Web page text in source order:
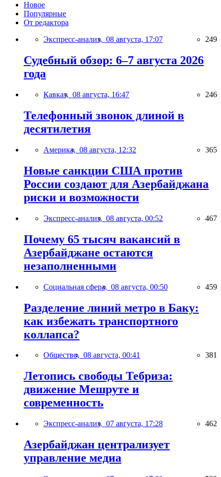
Новое
Популярные
От редактора
Экспресс-анализ, 08 августа, 17:07 249
Судебный обзор: 6–7 августа 2026
года
Кавказ, 08 августа, 16:47 246
Телефонный звонок длиной в
десятилетия
Америка, 08 августа, 12:32 365
Новые санкции США против
России создают для Азербайджана
риски и возможности
Экспресс-анализ, 08 августа, 00:52 467
Почему 65 тысяч вакансий в
Азербайджане остаются
незаполненными
Социальная сфера, 08 августа, 00:50 459
Разделение линий метро в Баку:
как избежать транспортного
коллапса?
Общество, 08 августа, 00:41 381
Летопись свободы Тебриза:
движение Мешруте и
современность
Экспресс-анализ, 07 августа, 17:28 462
Азербайджан централизует
управление медиа